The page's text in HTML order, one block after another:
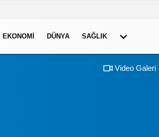
EKONOMI DÜNYA SAĞLIK
Video Galeri